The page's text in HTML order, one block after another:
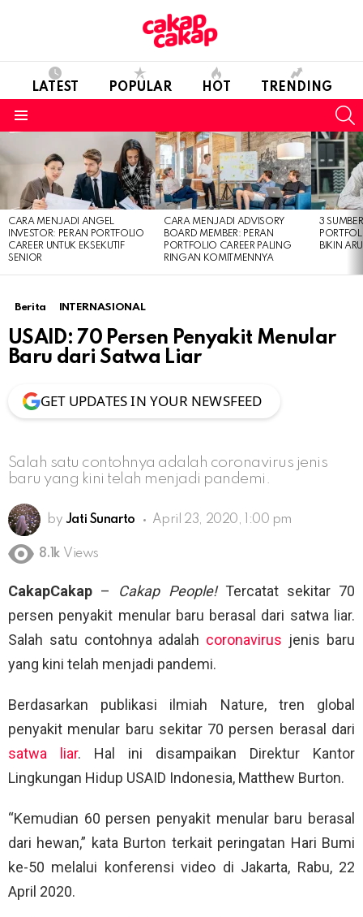
LATEST POPULAR HOT TRENDING
STORIES
CARA MENJADI ANGEL
INVESTOR: PERAN PORTFOLIO
CAREER UNTUK EKSEKUTIF
SENIOR
CARA MENJADI ADVISORY
BOARD MEMBER: PERAN
PORTFOLIO CAREER PALING
RINGAN KOMITMENNYA
3
BIKIN
Berita INTERNASIONAL
USAID: 70 Persen Penyakit Menular
Baru dari Satwa Liar
GET UPDATES IN YOUR NEWSFEED
Salah satu contohnya adalah coronavirus jenis
baru yang kini telah menjadi pandemi.
by Jati Sunarto April 23, 2020, 1:00 pm
8.1k Views
CakapCakap – Cakap People!Tercatat sekitar 70
persen penyakit menular baru berasal dari satwa liar.
Salah satu contohnya adalah coronavirus jenis baru
yang kini telah menjadi pandemi.
Berdasarkan publikasi ilmiah Nature, tren global
penyakit menular baru sekitar 70 persen berasal dari
satwa liar. Hal ini disampaikan Direktur Kantor
Lingkungan Hidup USAID Indonesia, Matthew Burton.
“Kemudian 60 persen penyakit menular baru berasal
dari hewan,” kata Burton terkait peringatan Hari Bumi
ke-50 melalui konferensi video di Jakarta, Rabu, 22
April 2020.